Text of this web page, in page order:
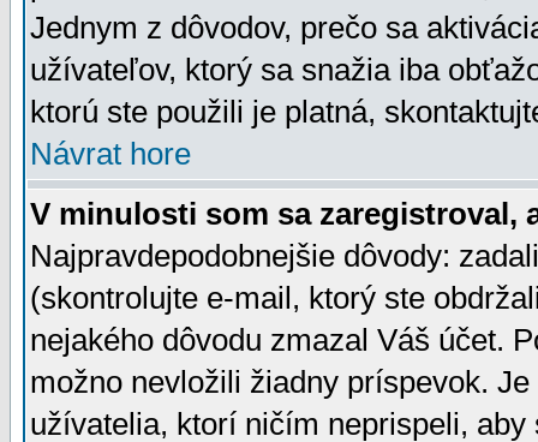
Jednym z dôvodov, prečo sa
užívateľov, ktorý sa snažia iba
ktorú ste použili je platná,
Návrat hore
V minulosti som sa zaregistroval,
Najpravdepodobnejšie dôvody:
(skontrolujte e-mail, ktorý ste
nejakého dôvodu zmazal Váš účet.
možno nevložili žiadny príspevok.
užívatelia, ktorí ničím neprispeli,